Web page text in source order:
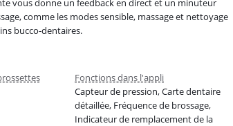
vous donne un feedback en direct et un minuteur
comme les modes sensible, massage et nettoyage
bucco-dentaires.
Fonctions dans l'appli
Capteur de pression, Carte dentaire
détaillée, Fréquence de brossage,
Indicateur de remplacement de la